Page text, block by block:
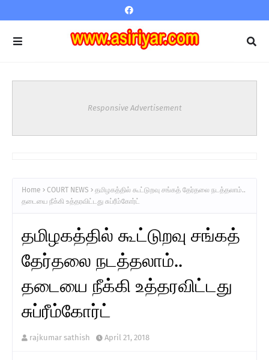
Responsive Advertisement
Home COURT NEWS
தமிழகத்தில் கூட்டுறவு சங்கத் தேர்தலை நடத்தலாம்..
தடையை நீக்கி உத்தரவிட்டது சுப்ரீம்கோர்ட்
தமிழகத்தில் கூட்டுறவு சங்கத்
தேர்தலை நடத்தலாம்..
தடையை நீக்கி உத்தரவிட்டது
சுப்ரீம்கோர்ட்
rajkumar sathish April 21, 2018